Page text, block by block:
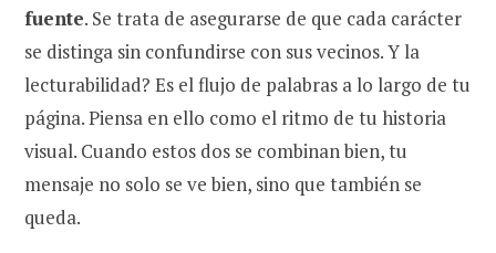
fuente. Se trata de asegurarse de que cada carácter
se distinga sin confundirse con sus vecinos. Y la
lecturabilidad? Es el flujo de palabras a lo largo de tu
página. Piensa en ello como el ritmo de tu historia
visual. Cuando estos dos se combinan bien, tu
mensaje no solo se ve bien, sino que también se
queda.